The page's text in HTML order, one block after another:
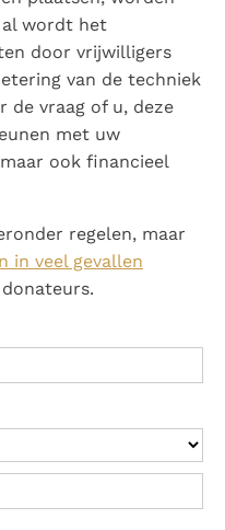
wordt het
door vrijwilligers
van de techniek
de vraag of u, deze
met uw
ook financieel
regelen, maar
in veel gevallen